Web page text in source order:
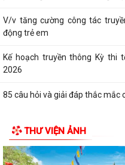
V/v tăng cường công tác
động trẻ em
Kế hoạch truyền thông Kỳ thi
2026
85 câu hỏi và giải đáp thắc mắc
THƯ VIỆN ẢNH